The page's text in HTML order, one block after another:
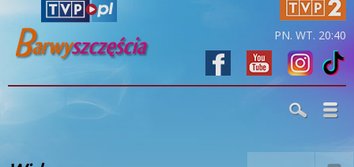
PN. WT. 20:40